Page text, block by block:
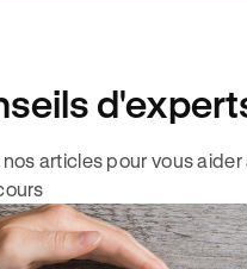
articles pour vous aider